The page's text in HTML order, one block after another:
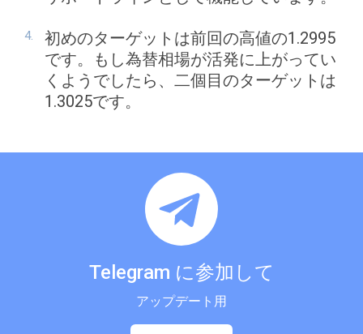
初めのターゲットは前回の高値の1.2995
です。もし為替相場が活発に上がってい
くようでしたら、二個目のターゲットは
1.3025です。
Telegram に参加して
アップデート用